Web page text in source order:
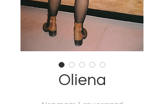
Oliena